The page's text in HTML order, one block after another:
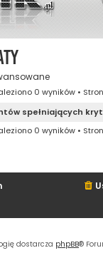
0 wyników •
spełniających
0 wyników •
dostarcza phpBB®